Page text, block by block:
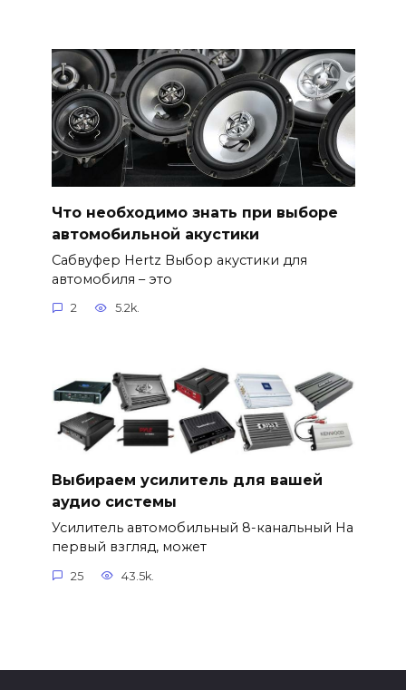
Что необходимо знать при выборе
автомобильной акустики
Сабвуфер Hertz Выбор акустики для
автомобиля – это
2 5.2k.
Выбираем усилитель для вашей
аудио системы
Усилитель автомобильный 8-канальный На
первый взгляд, может
25 43.5k.